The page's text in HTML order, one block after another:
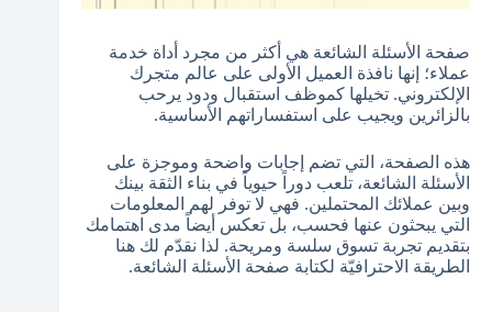
صفحة الأسئلة الشائعة هي أكثر من مجرد أداة خدمة
عملاء؛ إنها نافذة العميل الأولى على عالم متجرك
الإلكتروني. تخيلها كموظف استقبال ودود يرحب
بالزائرين ويجيب على استفساراتهم الأساسية.
هذه الصفحة، التي تضم إجابات واضحة وموجزة على
الأسئلة الشائعة، تلعب دوراً حيوياً في بناء الثقة بينك
وبين عملائك المحتملين. فهي لا توفر لهم المعلومات
التي يبحثون عنها فحسب، بل تعكس أيضاً مدى اهتمامك
بتقديم تجربة تسوق سلسة ومريحة. لذا نقدّم لك هنا
الطريقة الاحترافيّة لكتابة صفحة الأسئلة الشائعة.